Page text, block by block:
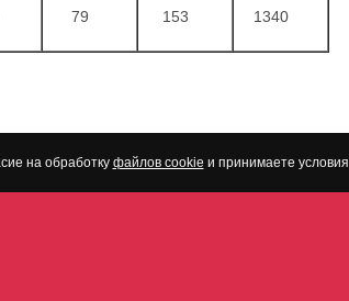
79 153 1340
на обработку файлов cookie и принимаете условия